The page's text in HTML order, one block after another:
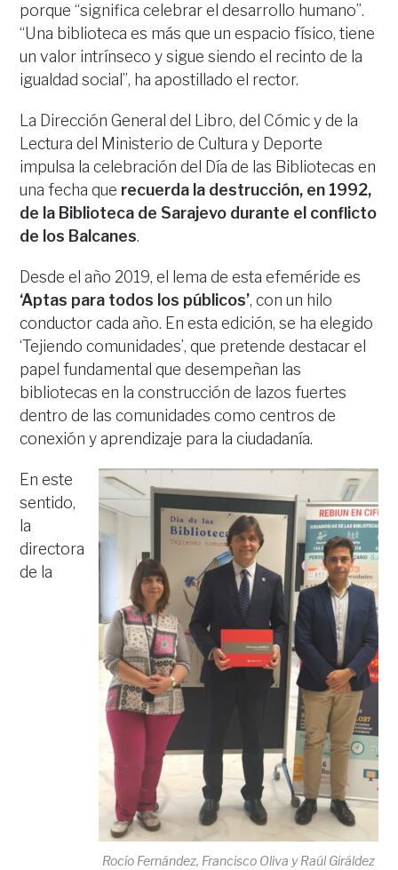
porque “significa celebrar el desarrollo humano”.
“Una biblioteca es más que un espacio físico, tiene
un valor intrínseco y sigue siendo el recinto de la
igualdad social”, ha apostillado el rector.
La Dirección General del Libro, del Cómic y de la
Lectura del Ministerio de Cultura y Deporte
impulsa la celebración del Día de las Bibliotecas en
una fecha que recuerda la destrucción, en 1992,
de la Biblioteca de Sarajevo durante el conflicto
de los Balcanes.
Desde el año 2019, el lema de esta efeméride es
‘Aptas para todos los públicos’, con un hilo
conductor cada año. En esta edición, se ha elegido
‘Tejiendo comunidades’, que pretende destacar el
papel fundamental que desempeñan las
bibliotecas en la construcción de lazos fuertes
dentro de las comunidades como centros de
conexión y aprendizaje para la ciudadanía.
Rocío Fernández, Francisco Oliva y Raúl Giráldez
En este
sentido,
la
directora
de la